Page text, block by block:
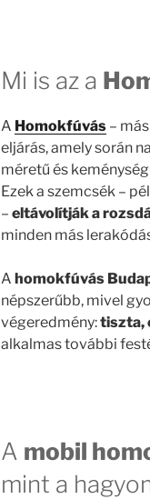
Mi is az a
A Homokfúvás –
eljárás, amely során
méretű és
Ezek a szemcsék –
– eltávolítják a
minden más
A homokfúvás
népszerűbb, mivel
végeredmény:tiszta,
alkalmas további
A mobil
mint a